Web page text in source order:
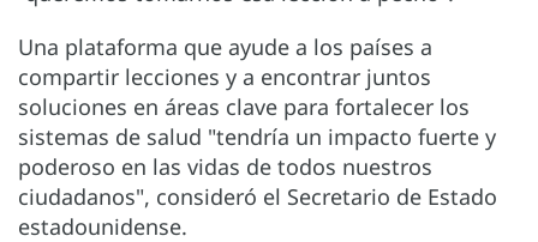
Una plataforma que ayude a los países a
compartir lecciones y a encontrar juntos
soluciones en áreas clave para fortalecer los
sistemas de salud "tendría un impacto fuerte y
poderoso en las vidas de todos nuestros
ciudadanos", consideró el Secretario de Estado
estadounidense.